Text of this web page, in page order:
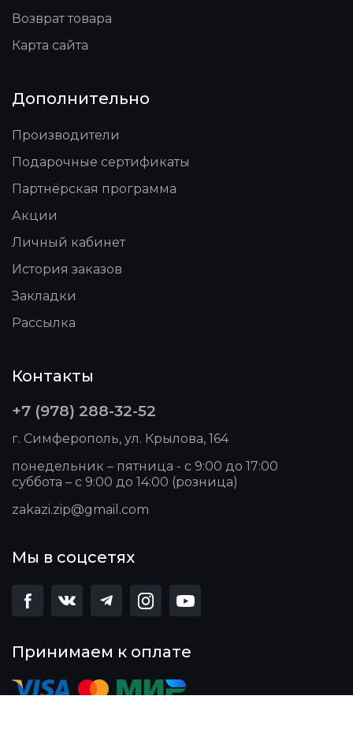
Возврат товара
Карта сайта
Дополнительно
Производители
Подарочные сертификаты
Партнёрская программа
Акции
Личный кабинет
История заказов
Закладки
Рассылка
Контакты
+7 (978) 288-32-52
г. Симферополь, ул. Крылова, 164
понедельник – пятница - с 9:00 до 17:00
суббота – с 9:00 до 14:00 (розница)
zakazi.zip@gmail.com
Мы в соцсетях
Принимаем к оплате